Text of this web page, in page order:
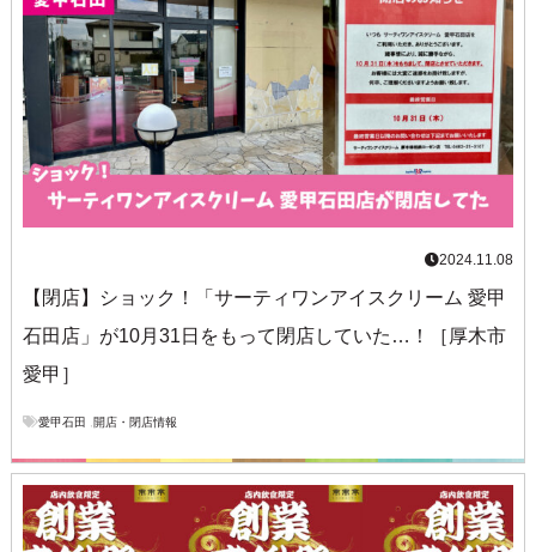
2024.11.08
【閉店】ショック！「サーティワンアイスクリーム 愛甲
石田店」が10月31日をもって閉店していた…！［厚木市
愛甲］
愛甲石田 開店・閉店情報